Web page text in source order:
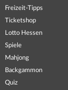
Freizeit-Tipps
Ticketshop
Lotto Hessen
Spiele
Mahjong
Backgammon
Quiz